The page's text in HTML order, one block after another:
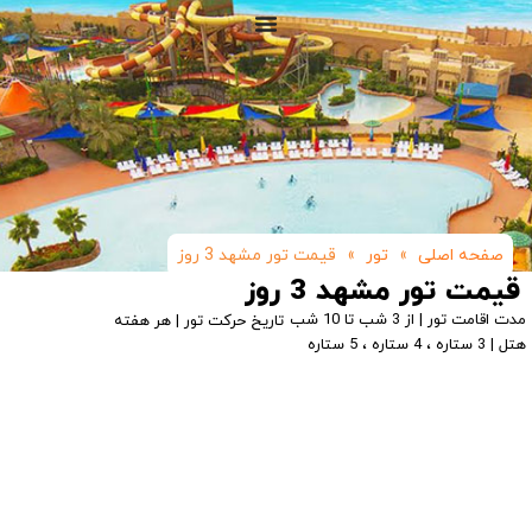
صفحه اصلی » تور » قیمت تور مشهد 3 روز
قیمت تور مشهد 3 روز
مدت اقامت تور | از 3 شب تا 10 شب
تاریخ حرکت تور | هر هفته
هتل | 3 ستاره ، 4 ستاره ، 5 ستاره